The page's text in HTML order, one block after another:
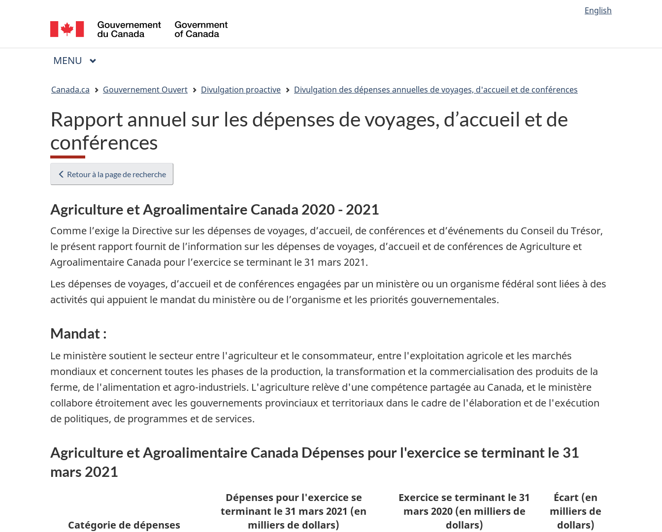
principal
sujet
version
de
la
langue
English
of
Menu
MENU PRINCIPAL
Canada.ca Gouvernement Ouvert Divulgation proactive Divulgation des dépenses annuelles de voyages, d'accueil et de conférences
Rapport annuel sur les dépenses de voyages, d’accueil et de
conférences
Retour à la page de recherche
Agriculture et Agroalimentaire Canada 2020 - 2021
Comme l’exige la Directive sur les dépenses de voyages, d’accueil, de conférences et d’événements du Conseil du Trésor,
le présent rapport fournit de l’information sur les dépenses de voyages, d’accueil et de conférences de Agriculture et
Agroalimentaire Canada pour l’exercice se terminant le 31 mars 2021.
Les dépenses de voyages, d’accueil et de conférences engagées par un ministère ou un organisme fédéral sont liées à des
activités qui appuient le mandat du ministère ou de l’organisme et les priorités gouvernementales.
Mandat :
Le ministère soutient le secteur entre l'agriculteur et le consommateur, entre l'exploitation agricole et les marchés
mondiaux et concernent toutes les phases de la production, la transformation et la commercialisation des produits de la
ferme, de l'alimentation et agro-industriels. L'agriculture relève d'une compétence partagée au Canada, et le ministère
collabore étroitement avec les gouvernements provinciaux et territoriaux dans le cadre de l'élaboration et de l'exécution
de politiques, de programmes et de services.
Agriculture et Agroalimentaire Canada Dépenses pour l'exercice se terminant le 31
mars 2021
Catégorie de dépenses
Dépenses pour l'exercice se
terminant le 31 mars 2021 (en
milliers de dollars)
Exercice se terminant le 31
mars 2020 (en milliers de
dollars)
Écart (en
milliers de
dollars)